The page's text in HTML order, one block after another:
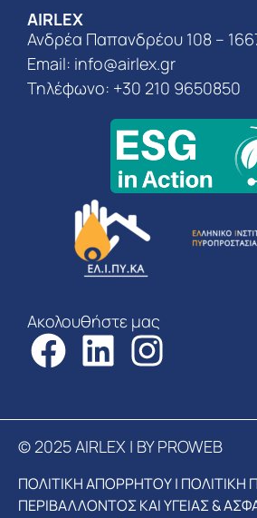
AIRLEX
Ανδρέα Παπανδρέου 108 –
Email: info@airlex.gr
Τηλέφωνο: +30 210 9650850
Ακολουθήστε μας
© 2025 AIRLEX | BY PROWEB
ΠΟΛΙΤΙΚΗ ΑΠΟΡΡΗΤΟΥ| ΠΟΛΙΤΙΚΗ
ΠΕΡΙΒΑΛΛΟΝΤΟΣ ΚΑΙ ΥΓΕΙΑΣ &